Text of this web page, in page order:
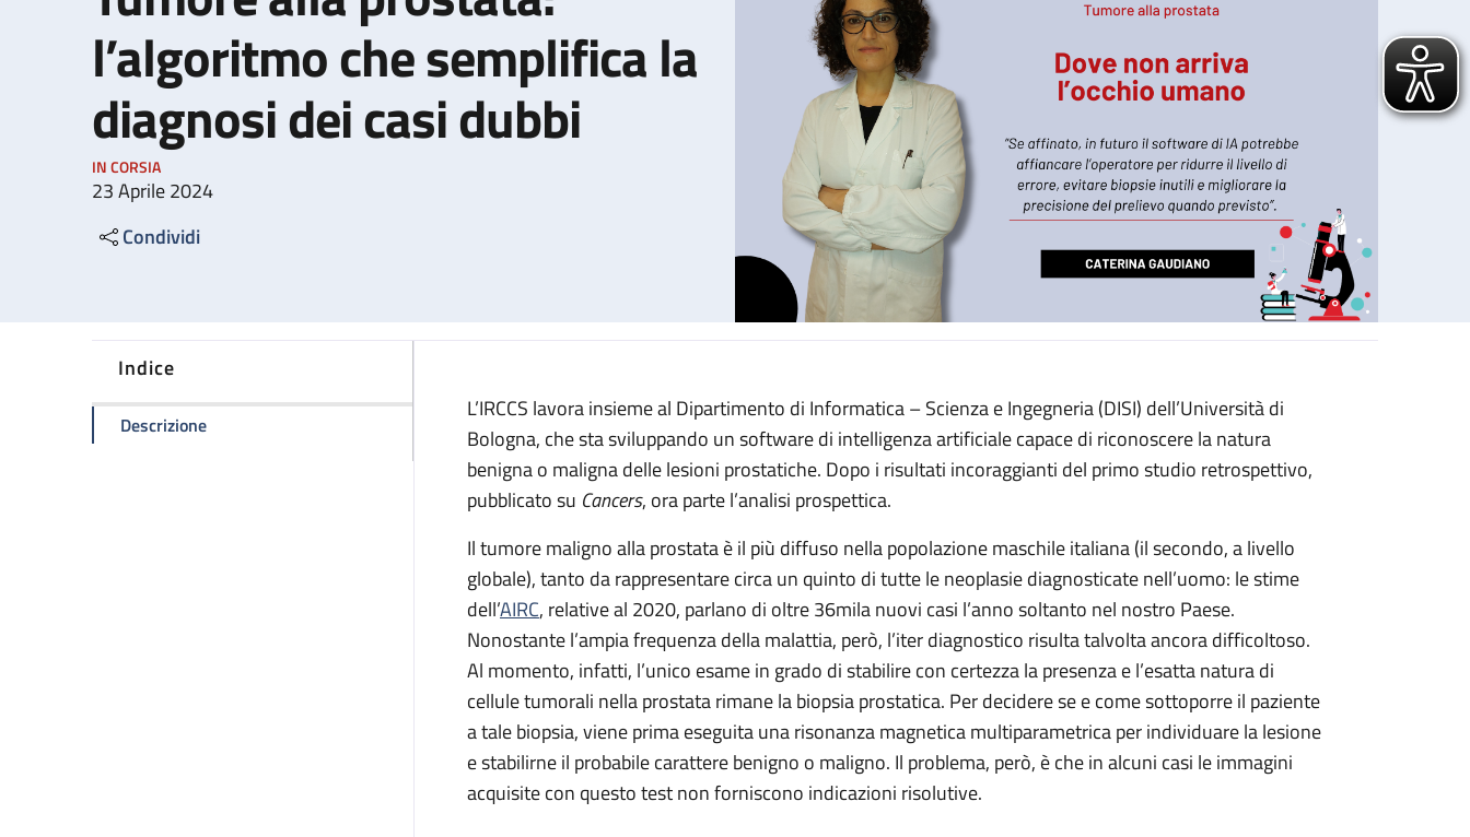
l’algoritmo che semplifica la
diagnosi dei casi dubbi
IN CORSIA
23 Aprile 2024
Condividi
Indice
Descrizionedella pagina Tumore alla prostata: l’algoritmo che semplifica la diagnosi dei casi dubbi
L’IRCCS lavora insieme al Dipartimento di Informatica – Scienza e Ingegneria (DISI) dell’Università di
Bologna, che sta sviluppando un software di intelligenza artificiale capace di riconoscere la natura
benigna o maligna delle lesioni prostatiche. Dopo i risultati incoraggianti del primo studio retrospettivo,
pubblicato su Cancers, ora parte l’analisi prospettica.
Il tumore maligno alla prostata è il più diffuso nella popolazione maschile italiana (il secondo, a livello
globale), tanto da rappresentare circa un quinto di tutte le neoplasie diagnosticate nell’uomo: le stime
dell’AIRC, relative al 2020, parlano di oltre 36mila nuovi casi l’anno soltanto nel nostro Paese.
Nonostante l’ampia frequenza della malattia, però, l’iter diagnostico risulta talvolta ancora difficoltoso.
Al momento, infatti, l’unico esame in grado di stabilire con certezza la presenza e l’esatta natura di
cellule tumorali nella prostata rimane la biopsia prostatica. Per decidere se e come sottoporre il paziente
a tale biopsia, viene prima eseguita una risonanza magnetica multiparametrica per individuare la lesione
e stabilirne il probabile carattere benigno o maligno. Il problema, però, è che in alcuni casi le immagini
acquisite con questo test non forniscono indicazioni risolutive.